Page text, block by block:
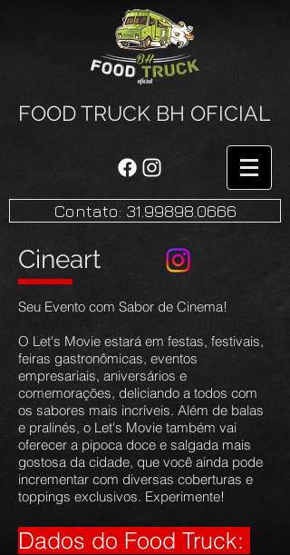
FOOD TRUCK BH OFICIAL
Contato: 31.99898.0666
Cineart
Seu Evento com Sabor de Cinema!
O Let's Movie estará em festas, festivais,
feiras gastronômicas, eventos
empresariais, aniversários e
comemorações, deliciando a todos com
os sabores mais incríveis. Além de balas
e pralinés, o Let's Movie também vai
oferecer a pipoca doce e salgada mais
gostosa da cidade, que você ainda pode
incrementar com diversas coberturas e
toppings exclusivos. Experimente!
Dados do Food Truck: